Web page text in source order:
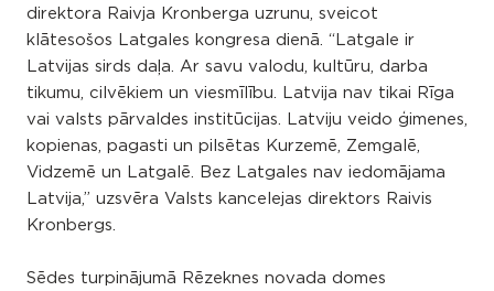
direktora Raivja Kronberga uzrunu, sveicot
klātesošos Latgales kongresa dienā. “Latgale ir
Latvijas sirds daļa. Ar savu valodu, kultūru, darba
tikumu, cilvēkiem un viesmīlību. Latvija nav tikai Rīga
vai valsts pārvaldes institūcijas. Latviju veido ģimenes,
kopienas, pagasti un pilsētas Kurzemē, Zemgalē,
Vidzemē un Latgalē. Bez Latgales nav iedomājama
Latvija,” uzsvēra Valsts kancelejas direktors Raivis
Kronbergs.
Sēdes turpinājumā Rēzeknes novada domes